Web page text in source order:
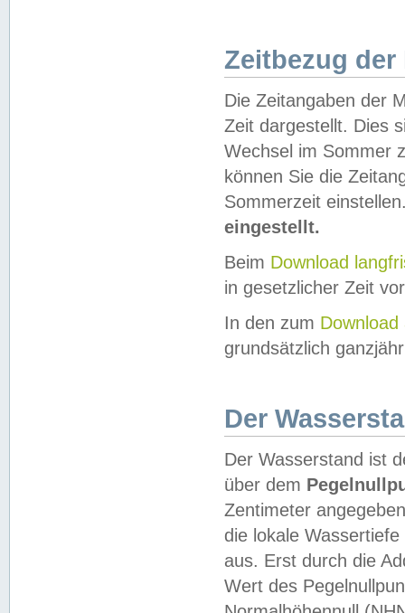
Zeitbezug der
Die Zeitangaben der
Zeit dargestellt. Dies
Wechsel im Sommer
können Sie die
Sommerzeit
eingestellt.
Beim Download
in gesetzlicher Zeit
In den zum Download
grundsätzlich
Der
Der Wasserstand ist
über dem
Zentimeter
die lokale
aus. Erst durch die
Wert des